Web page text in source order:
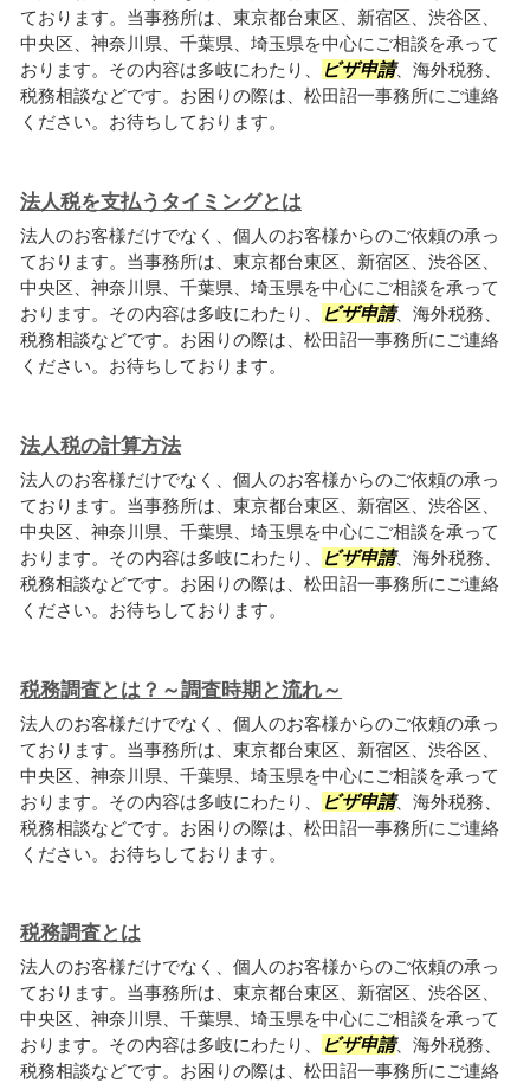
ております。当事務所は、東京都台東区、新宿区、渋谷区、
中央区、神奈川県、千葉県、埼玉県を中心にご相談を承って
おります。その内容は多岐にわたり、
ビザ申請、海外税務、
税務相談などです。お困りの際は、松田詔一事務所にご連絡
ください。お待ちしております。
法人税を支払うタイミングとは
法人のお客様だけでなく、個人のお客様からのご依頼の承っ
ております。当事務所は、東京都台東区、新宿区、渋谷区、
中央区、神奈川県、千葉県、埼玉県を中心にご相談を承って
おります。その内容は多岐にわたり、
ビザ申請、海外税務、
税務相談などです。お困りの際は、松田詔一事務所にご連絡
ください。お待ちしております。
法人税の計算方法
法人のお客様だけでなく、個人のお客様からのご依頼の承っ
ております。当事務所は、東京都台東区、新宿区、渋谷区、
中央区、神奈川県、千葉県、埼玉県を中心にご相談を承って
おります。その内容は多岐にわたり、
ビザ申請、海外税務、
税務相談などです。お困りの際は、松田詔一事務所にご連絡
ください。お待ちしております。
税務調査とは？～調査時期と流れ～
法人のお客様だけでなく、個人のお客様からのご依頼の承っ
ております。当事務所は、東京都台東区、新宿区、渋谷区、
中央区、神奈川県、千葉県、埼玉県を中心にご相談を承って
おります。その内容は多岐にわたり、
ビザ申請、海外税務、
税務相談などです。お困りの際は、松田詔一事務所にご連絡
ください。お待ちしております。
税務調査とは
法人のお客様だけでなく、個人のお客様からのご依頼の承っ
ております。当事務所は、東京都台東区、新宿区、渋谷区、
中央区、神奈川県、千葉県、埼玉県を中心にご相談を承って
おります。その内容は多岐にわたり、
ビザ申請、海外税務、
税務相談などです。お困りの際は、松田詔一事務所にご連絡